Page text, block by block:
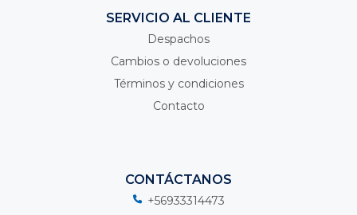
SERVICIO AL CLIENTE
Despachos
Cambios o devoluciones
Términos y condiciones
Contacto
CONTÁCTANOS
+56933314473